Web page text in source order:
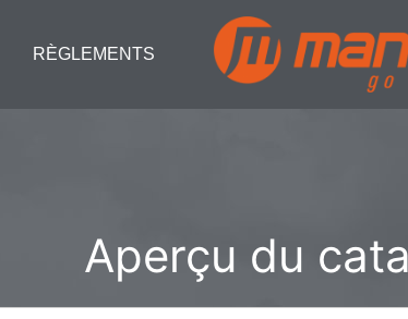
RÈGLEMENTS
Aperçu du